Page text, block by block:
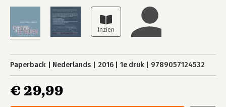
Paperback Nederlands 2016 1e druk 9789057124532
€ 29,99